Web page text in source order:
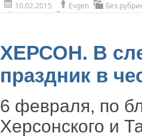
10.02.2015 Evgen Без
ХЕРСОН. В
праздник в
6 февраля, по
Херсонского и